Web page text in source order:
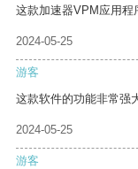
这款加速器VPM应用程
2024-05-25
游客
这款软件的功能非常强
2024-05-25
游客